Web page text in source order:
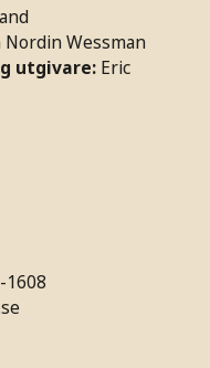
Nordin Wessman
utgivare: Eric
1608